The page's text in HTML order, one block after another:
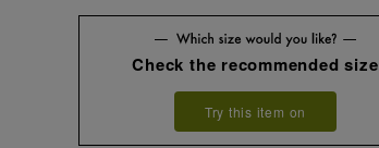
Check the recommended size
Try this item on